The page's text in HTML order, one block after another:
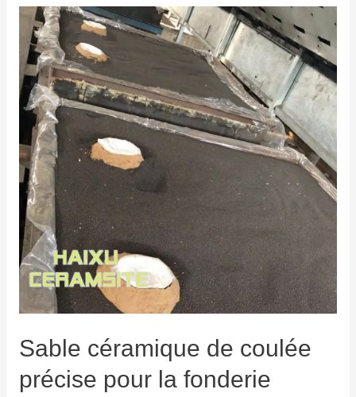
Sable céramique de coulée
précise pour la fonderie